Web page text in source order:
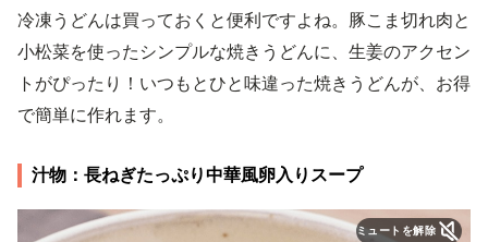
冷凍うどんは買っておくと便利ですよね。豚こま切れ肉と
小松菜を使ったシンプルな焼きうどんに、生姜のアクセン
トがぴったり！いつもとひと味違った焼きうどんが、お得
で簡単に作れます。
汁物：長ねぎたっぷり中華風卵入りスープ
ミュートを解除